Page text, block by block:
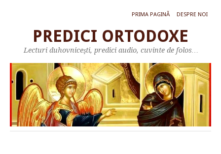
PRIMA PAGINĂ DESPRE NOI
PREDICI ORTODOXE
Lecturi duhovniceşti, predici audio, cuvinte de folos…